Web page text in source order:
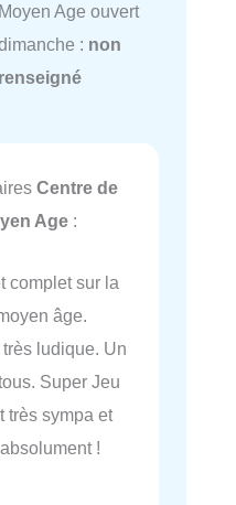
Moyen Age ouvert
: non
renseigné
Centre de
Age :
complet sur la
âge.
ludique. Un
Super Jeu
très sympa et
!